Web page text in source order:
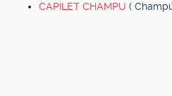
CAPILET CHAMPU (